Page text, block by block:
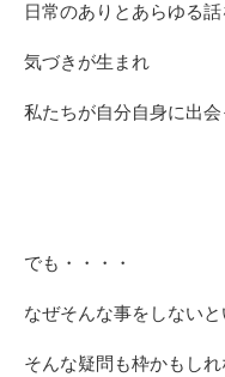
日常のありとあらゆる
気づきが生まれ
私たちが自分自身に出会
でも・・・・
なぜそんな事をしない
そんな疑問も枠かもしれ